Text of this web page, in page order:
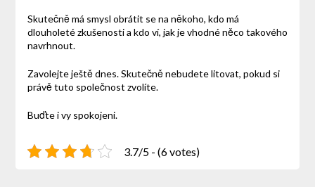
Skutečně má smysl obrátit se na někoho, kdo má
dlouholeté zkušenosti a kdo ví, jak je vhodné něco takového
navrhnout.
Zavolejte ještě dnes. Skutečně nebudete litovat, pokud si
právě tuto společnost zvolíte.
Buďte i vy spokojeni.
3.7/5 - (6 votes)